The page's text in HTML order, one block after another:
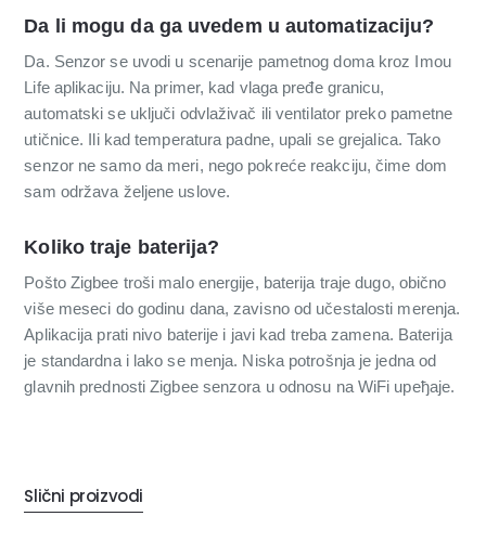
Da li mogu da ga uvedem u automatizaciju?
Da. Senzor se uvodi u scenarije pametnog doma kroz Imou
Life aplikaciju. Na primer, kad vlaga pređe granicu,
automatski se uključi odvlaživač ili ventilator preko pametne
utičnice. Ili kad temperatura padne, upali se grejalica. Tako
senzor ne samo da meri, nego pokreće reakciju, čime dom
sam održava željene uslove.
Koliko traje baterija?
Pošto Zigbee troši malo energije, baterija traje dugo, obično
više meseci do godinu dana, zavisno od učestalosti merenja.
Aplikacija prati nivo baterije i javi kad treba zamena. Baterija
je standardna i lako se menja. Niska potrošnja je jedna od
glavnih prednosti Zigbee senzora u odnosu na WiFi uређaje.
Slični proizvodi